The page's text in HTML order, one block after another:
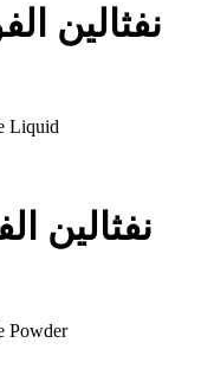
نفثالين
نفثالين